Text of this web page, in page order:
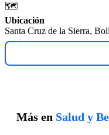
🗺️
Ubicación
Santa Cruz de la Sierra,
Más en Salud y